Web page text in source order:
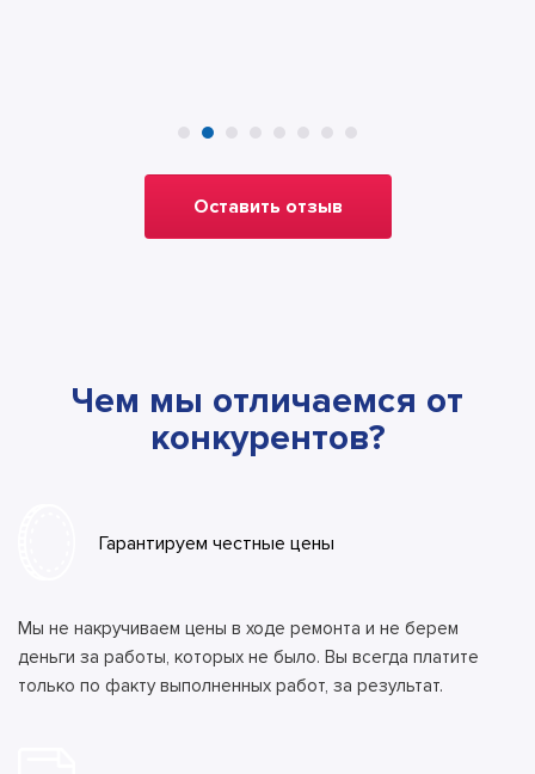
Оставить отзыв
Чем мы отличаемся от
конкурентов?
Гарантируем честные цены
Мы не накручиваем цены в ходе ремонта и не берем
деньги за работы, которых не было. Вы всегда платите
только по факту выполненных работ, за результат.